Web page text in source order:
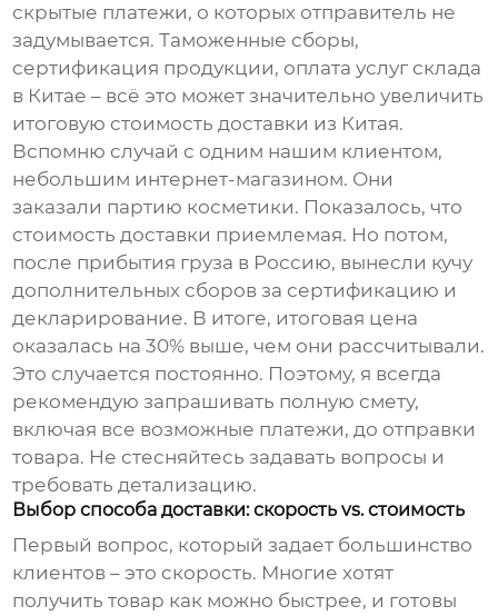
скрытые платежи, о которых отправитель не
задумывается. Таможенные сборы,
сертификация продукции, оплата услуг склада
в Китае – всё это может значительно увеличить
итоговую стоимостьдоставки из Китая.
Вспомню случай с одним нашим клиентом,
небольшим интернет-магазином. Они
заказали партию косметики. Показалось, что
стоимость доставки приемлемая. Но потом,
после прибытия груза в Россию, вынесли кучу
дополнительных сборов за сертификацию и
декларирование. В итоге, итоговая цена
оказалась на 30% выше, чем они рассчитывали.
Это случается постоянно. Поэтому, я всегда
рекомендую запрашивать полную смету,
включая все возможные платежи, до отправки
товара. Не стесняйтесь задавать вопросы и
требовать детализацию.
Выбор способа доставки: скорость vs. стоимость
Первый вопрос, который задает большинство
клиентов – это скорость. Многие хотят
получить товар как можно быстрее, и готовы